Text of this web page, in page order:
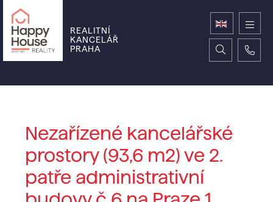
REALITNÍ
KANCELÁŘ
PRAHA
Nezařízené kancelářské
prostory (93,6 m2) ve 2.
patře administrativní